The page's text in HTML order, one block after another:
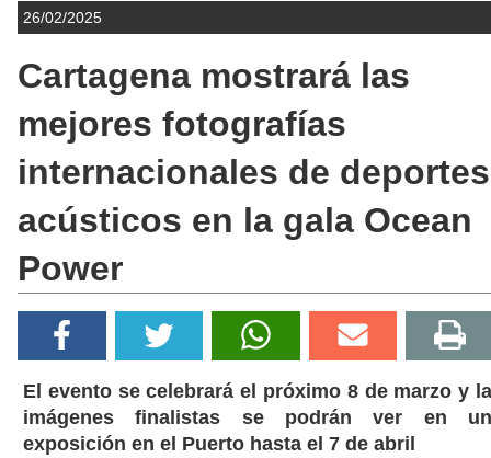
26/02/2025
Cartagena mostrará las
mejores fotografías
internacionales de deportes
acústicos en la gala Ocean
Power
El evento se celebrará el próximo 8 de marzo y
imágenes finalistas se podrán ver en
exposición en el Puerto hasta el 7 de abril